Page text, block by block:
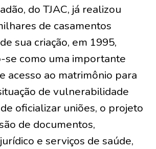
do TJAC, já realizou
de casamentos
sua criação, em 1995,
se como uma importante
acesso ao matrimônio para
de vulnerabilidade
oficializar uniões, o projeto
de documentos,
e serviços de saúde,